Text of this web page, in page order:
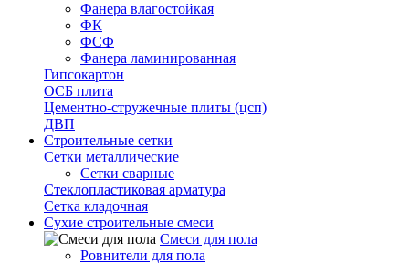
Фанера влагостойкая
ФК
ФСФ
Фанера ламинированная
Гипсокартон
ОСБ плита
Цементно-стружечные плиты (цсп)
ДВП
Строительные сетки
Сетки металлические
Сетки сварные
Стеклопластиковая арматура
Сетка кладочная
Сухие строительные смеси
Смеси для пола
Ровнители для пола